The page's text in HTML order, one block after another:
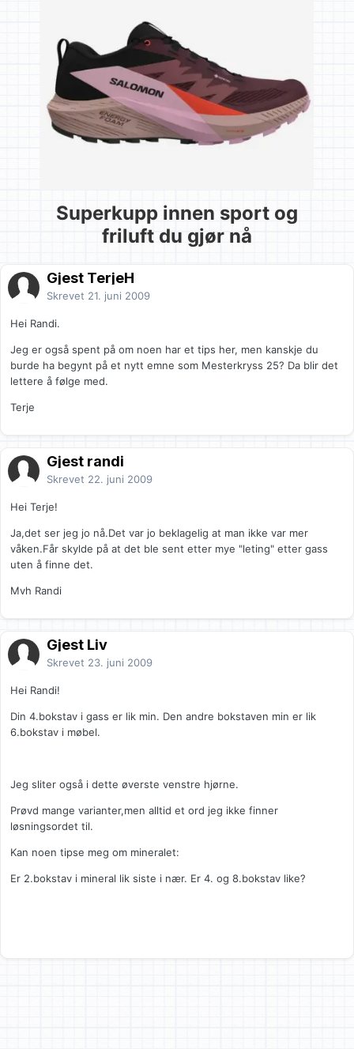
Superkupp innen sport og
friluft du gjør nå
Gjest TerjeH
Skrevet 21. juni 2009
Hei Randi.
Jeg er også spent på om noen har et tips her, men kanskje du
burde ha begynt på et nytt emne som Mesterkryss 25? Da blir det
lettere å følge med.
Terje
Gjest randi
Skrevet 22. juni 2009
Hei Terje!
Ja,det ser jeg jo nå.Det var jo beklagelig at man ikke var mer
våken.Får skylde på at det ble sent etter mye "leting" etter gass
uten å finne det.
Mvh Randi
Gjest Liv
Skrevet 23. juni 2009
Hei Randi!
Din 4.bokstav i gass er lik min. Den andre bokstaven min er lik
6.bokstav i møbel.
Jeg sliter også i dette øverste venstre hjørne.
Prøvd mange varianter,men alltid et ord jeg ikke finner
løsningsordet til.
Kan noen tipse meg om mineralet:
Er 2.bokstav i mineral lik siste i nær. Er 4. og 8.bokstav like?